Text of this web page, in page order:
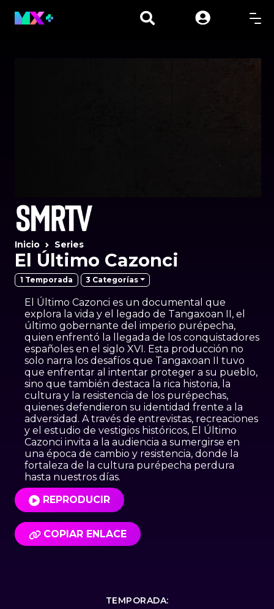
Inicio Series
El Último Cazonci
1 Temporada 3 Categorías
El Último Cazonci es un documental que
explora la vida y el legado de Tangaxoan II, el
último gobernante del imperio purépecha,
quien enfrentó la llegada de los conquistadores
españoles en el siglo XVI. Esta producción no
solo narra los desafíos que Tangaxoan II tuvo
que enfrentar al intentar proteger a su pueblo,
sino que también destaca la rica historia, la
cultura y la resistencia de los purépechas,
quienes defendieron su identidad frente a la
adversidad. A través de entrevistas, recreaciones
y el estudio de vestigios históricos, El Último
Cazonci invita a la audiencia a sumergirse en
una época de cambio y resistencia, donde la
fortaleza de la cultura purépecha perdura
hasta nuestros días.
REPRODUCIR
COPIAR ENLACE
TEMPORADA: